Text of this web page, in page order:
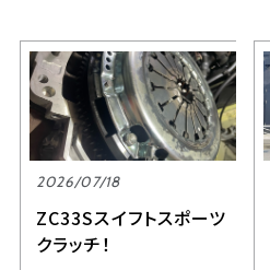
2026/07/18
ZC33Sスイフトスポーツ
クラッチ！